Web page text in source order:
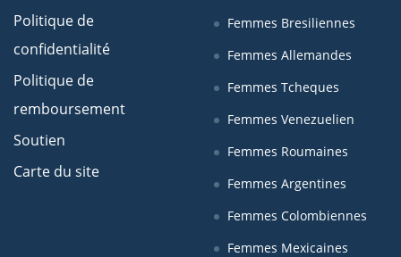
Politique de
confidentialité
Politique de
remboursement
Soutien
Carte du site
Femmes Bresiliennes
Femmes Allemandes
Femmes Tcheques
Femmes Venezuelien
Femmes Roumaines
Femmes Argentines
Femmes Colombiennes
Femmes Mexicaines